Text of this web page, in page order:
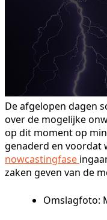
De afgelopen dagen
over de mogelijke
op dit moment op
genaderd en voordat
nowcastingfase
zaken geven van de
Omslagfoto: